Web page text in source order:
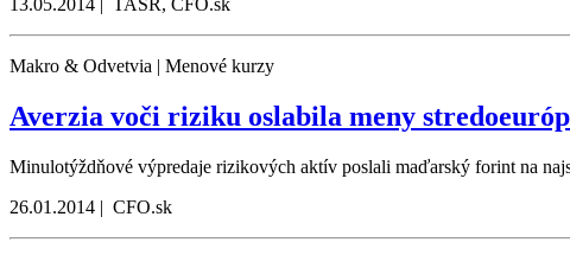
Makro & Odvetvia | Menové kurzy
Averzia voči riziku oslabila meny
Minulotýždňové výpredaje rizikových aktív poslali maďarský forint na
26.01.2014 | CFO.sk